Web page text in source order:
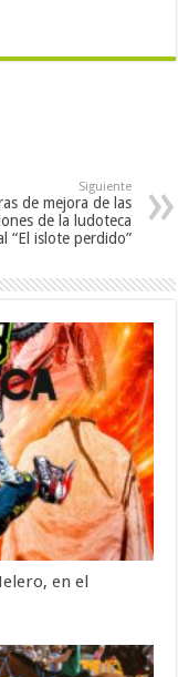
Siguiente
de mejora de las
de la ludoteca
“El islote perdido”
en el